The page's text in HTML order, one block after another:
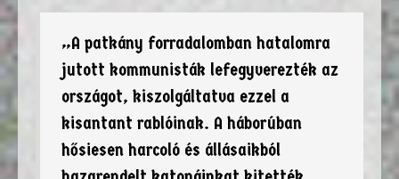
„A patkány forradalomban hatalomra
jutott kommunisták lefegyverezték az
országot, kiszolgáltatva ezzel a
kisantant rablóinak. A háborúban
hősiesen harcoló és állásaikból